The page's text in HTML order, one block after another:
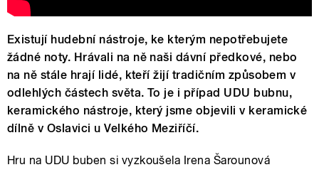
Existují hudební nástroje, ke kterým nepotřebujete
žádné noty. Hrávali na ně naši dávní předkové, nebo
na ně stále hrají lidé, kteří žijí tradičním způsobem v
odlehlých částech světa. To je i případ UDU bubnu,
keramického nástroje, který jsme objevili v keramické
dílně v Oslavici u Velkého Meziříčí.
Hru na UDU buben si vyzkoušela Irena Šarounová